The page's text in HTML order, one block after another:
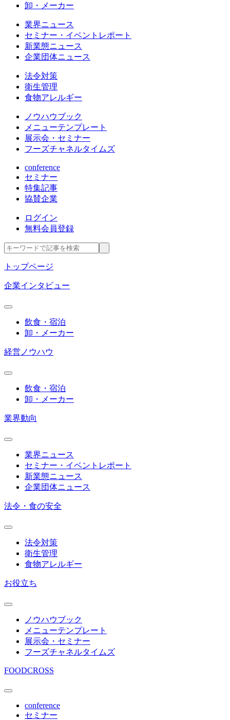
卸・メーカー
業界ニュース
セミナー・イベントレポート
新業態ニュース
企業団体ニュース
法令対策
衛生管理
食物アレルギー
ノウハウブック
メニューテンプレート
展示会・セミナー
フーズチャネルタイムズ
conference
セミナー
特集記事
協賛企業
ログイン
無料会員登録
トップページ
企業インタビュー
飲食・宿泊
卸・メーカー
経営ノウハウ
飲食・宿泊
卸・メーカー
業界動向
業界ニュース
セミナー・イベントレポート
新業態ニュース
企業団体ニュース
法令・食の安全
法令対策
衛生管理
食物アレルギー
お役立ち
ノウハウブック
メニューテンプレート
展示会・セミナー
フーズチャネルタイムズ
FOODCROSS
conference
セミナー